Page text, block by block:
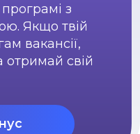
з
Якщо твій
вакансії,
отримай свій